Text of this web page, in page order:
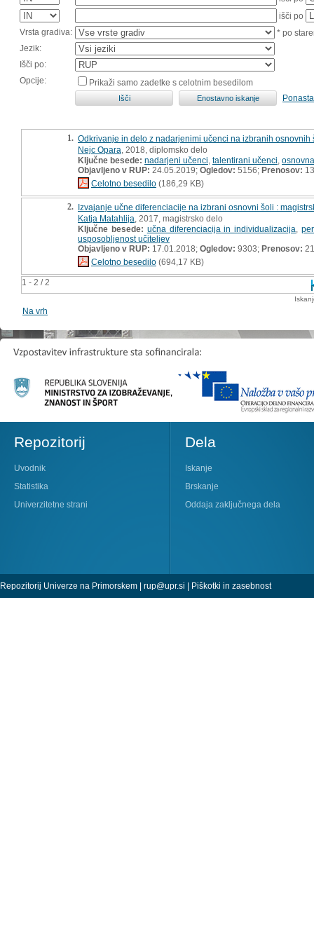
išči po
Vrsta gradiva:
* po
Jezik:
Išči po:
Opcije:
Prikaži samo zadetke s celotnim besedilom
1 - 2 / 2
1. Odkrivanje in delo z nadarjenimi učenci na izbranih osnovnih
Nejc Opara , 2018, diplomsko delo
Ključne besede: nadarjeni učenci talentirani učenci
Objavljeno v RUP: 24.05.2019; Ogledov: 5156; Prenosov:
Celotno besedilo (186,29 KB)
2. Izvajanje učne diferenciacije na izbrani osnovni šoli :
Katja Matahlija , 2017, magistrsko delo
Ključne besede: učna diferenciacija in individualizacija ,
usposobljenost učiteljev
Objavljeno v RUP: 17.01.2018; Ogledov: 9303; Prenosov:
Celotno besedilo (694,17 KB)
Na vrh
Repozitorij
Uvodnik
Statistika
Univerzitetne strani
Dela
Iskanje
Brskanje
Oddaja zaključnega dela
Repozitorij Univerze na Primorskem | rup@upr.si | Piškotki in zasebnost